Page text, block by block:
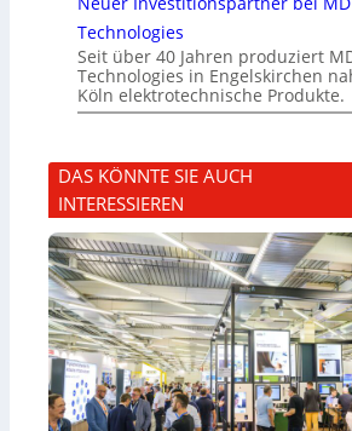
Technologies
Seit über 40 Jahren produziert
Technologies in Engelskirchen
Köln elektrotechnische Produkte.
DAS KÖNNTE SIE AUCH
INTERESSIEREN